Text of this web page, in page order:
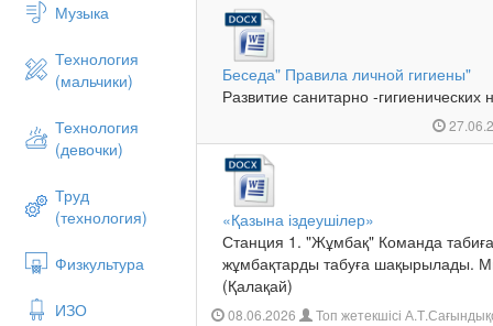
Музыка
Технология
(мальчики)
Технология
(девочки)
Труд
(технология)
Физкультура
ИЗО
Беседа" Правила личной гигиены"
Развитие санитарно -
«Қазына іздеушілер»
Станция 1. "Жұмбақ" Команда
жұмбақтарды табуға шақырылады.
(Қалақай)
08.06.2026 Топ жетекшісі